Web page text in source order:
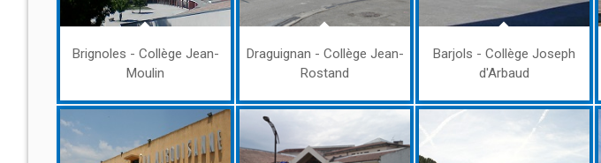
Brignoles - Collège Jean-
Moulin
Draguignan - Collège Jean-
Rostand
Barjols - Collège Joseph
d'Arbaud